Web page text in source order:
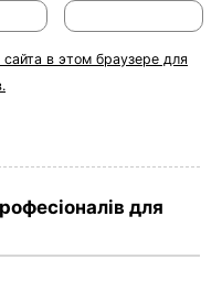
в этом браузере для
для